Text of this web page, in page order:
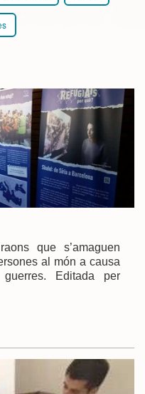
que s’amaguen
al món a causa
Editada per